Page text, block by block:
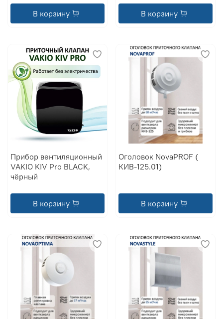
В корзину В корзину
Прибор вентиляционный
VAKIO KIV Pro BLACK,
чёрный
В корзину
Оголовок NovaPROF (
КИВ-125.01)
В корзину